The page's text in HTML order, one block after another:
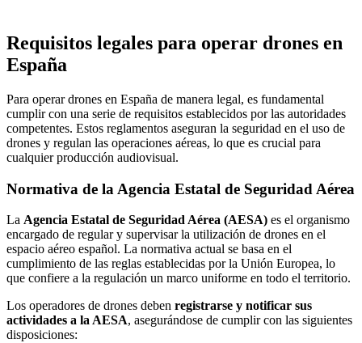
Requisitos legales para operar drones en
España
Para operar drones en España de manera legal, es fundamental
cumplir con una serie de requisitos establecidos por las autoridades
competentes. Estos reglamentos aseguran la seguridad en el uso de
drones y regulan las operaciones aéreas, lo que es crucial para
cualquier producción audiovisual.
Normativa de la Agencia Estatal de Seguridad Aérea
La Agencia Estatal de Seguridad Aérea (AESA) es el organismo
encargado de regular y supervisar la utilización de drones en el
espacio aéreo español. La normativa actual se basa en el
cumplimiento de las reglas establecidas por la Unión Europea, lo
que confiere a la regulación un marco uniforme en todo el territorio.
Los operadores de drones deben registrarse y notificar sus
actividades a la AESA, asegurándose de cumplir con las siguientes
disposiciones: